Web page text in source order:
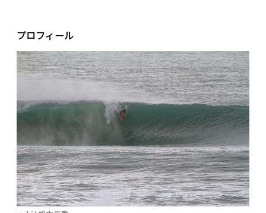
プロフィール